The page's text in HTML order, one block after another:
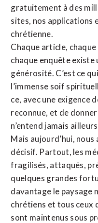
gratuitement à des
sites, nos applications
chrétienne.
Chaque article,
chaque enquête
générosité. C’est ce
l’immense soif
ce, avec une exigence
reconnue, et de donner
n’entend jamais
Mais aujourd’hui,
décisif. Partout, les
fragilisés, attaqués,
quelques grandes
davantage le paysage
chrétiens et tous ceux
sont maintenus sous